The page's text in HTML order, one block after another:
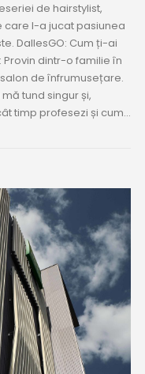
de hairstylist,
care l-a jucat pasiunea
DallesGO: Cum ți-ai
dintr-o familie în
de înfrumusețare.
tund singur și,
timp profesezi și cum...